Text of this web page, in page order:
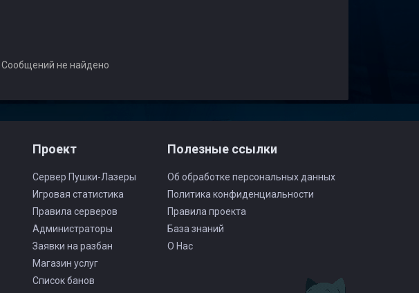
Сообщений не найдено
Проект
Сервер Пушки-Лазеры
Игровая статистика
Правила серверов
Администраторы
Заявки на разбан
Магазин услуг
Список банов
Полезные ссылки
Об обработке персональных данных
Политика конфиденциальности
Правила проекта
База знаний
О Нас